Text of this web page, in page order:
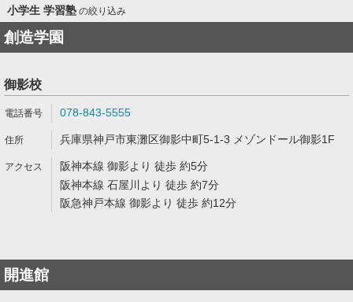
小学生 学習塾の絞り込み
創造学園
御影校
078-843-5555
兵庫県神戸市東灘区御影中町5-1-3 メゾンドール御影1F
阪神本線 御影より 徒歩 約5分
阪神本線 石屋川より 徒歩 約7分
阪急神戸本線 御影より 徒歩 約12分
開進館